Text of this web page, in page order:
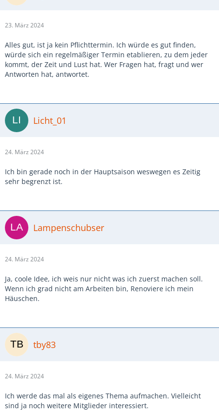
23. März 2024
Alles gut, ist ja kein Pflichttermin. Ich würde es gut finden,
würde sich ein regelmäßiger Termin etablieren, zu dem jeder
kommt, der Zeit und Lust hat. Wer Fragen hat, fragt und wer
Antworten hat, antwortet.
Licht_01
24. März 2024
Ich bin gerade noch in der Hauptsaison weswegen es Zeitig
sehr begrenzt ist.
Lampenschubser
24. März 2024
Ja, coole Idee, ich weis nur nicht was ich zuerst machen soll.
Wenn ich grad nicht am Arbeiten bin, Renoviere ich mein
Häuschen.
tby83
24. März 2024
Ich werde das mal als eigenes Thema aufmachen. Vielleicht
sind ja noch weitere Mitglieder interessiert.